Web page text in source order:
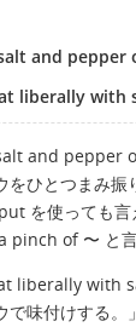
and pepper
liberally with
and pepper
をひとつまみ振
を使っても言
pinch of 〜 と言
liberally with
で味付けする。」